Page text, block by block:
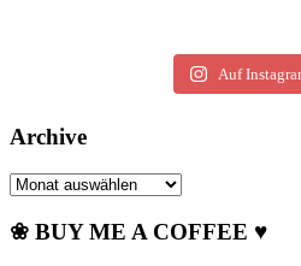
Auf
Archive
Archive
❀ BUY ME A COFFEE ♥